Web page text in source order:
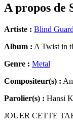
A propos de
Artiste : Blind
Album : A Twist in
Genre : Metal
Compositeur(s) :
Parolier(s) : Hansi
JOUER CETTE